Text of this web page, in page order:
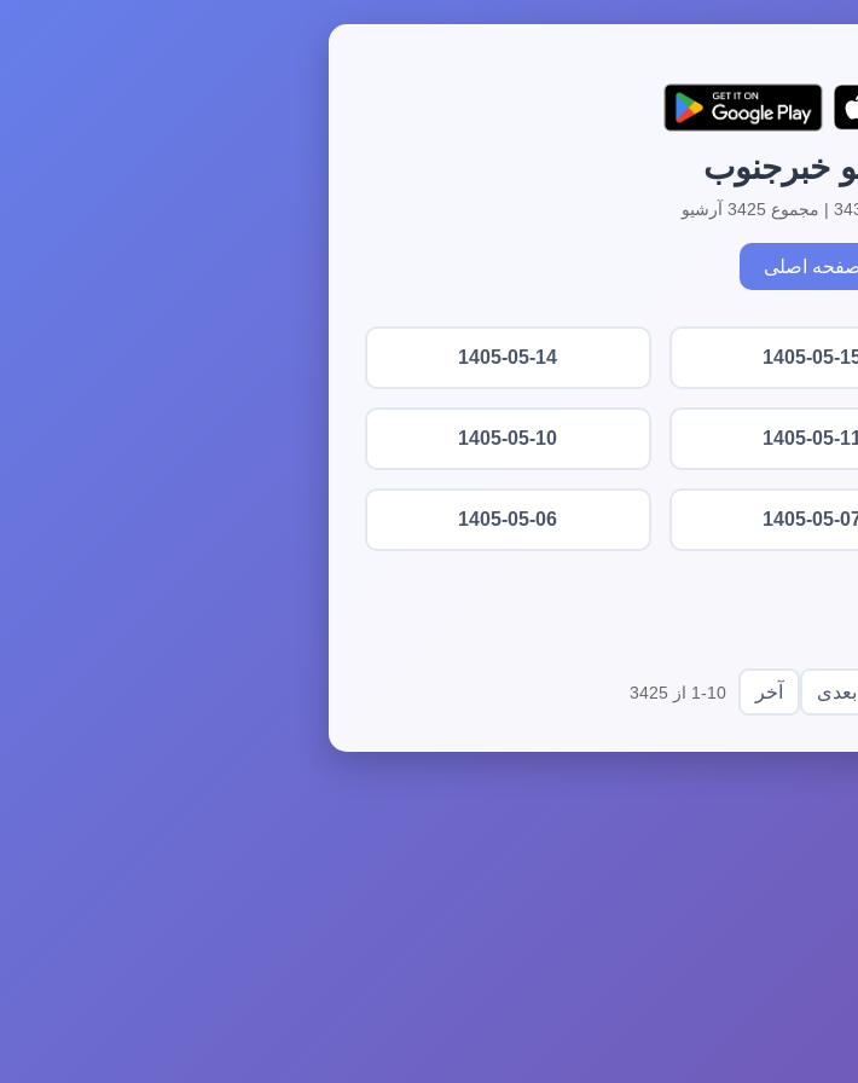
خبرجنوب
اصلی
1405-05-
1405-05-14
1405-05-
1405-05-10
1405-05-
1405-05-06
بعدی آخر 1-10 از 3425